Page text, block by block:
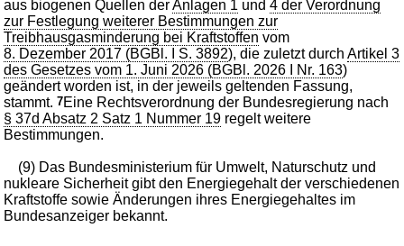
aus biogenen Quellen derAnlagen 1 und4 der Verordnung
zur Festlegung weiterer Bestimmungen zur
Treibhausgasminderung bei Kraftstoffen vom
8. Dezember 2017 (BGBl. I S. 3892), die zuletzt durchArtikel 3
des Gesetzes vom 1. Juni 2026 (BGBl. 2026 I Nr. 163)
geändert worden ist, in der jeweils geltenden Fassung,
stammt.7Eine Rechtsverordnung der Bundesregierung nach
§ 37d Absatz 2 Satz 1 Nummer 19 regelt weitere
Bestimmungen.
(9) Das Bundesministerium für Umwelt, Naturschutz und
nukleare Sicherheit gibt den Energiegehalt der verschiedenen
Kraftstoffe sowie Änderungen ihres Energiegehaltes im
Bundesanzeiger bekannt.